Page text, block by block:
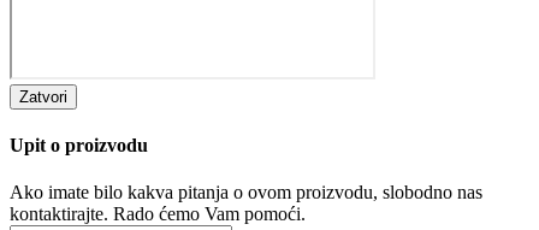
Zatvori
Upit o proizvodu
Ako imate bilo kakva pitanja o ovom proizvodu, slobodno nas
kontaktirajte. Rado ćemo Vam pomoći.